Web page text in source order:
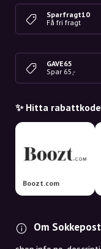
Sparfragt10
Få fri fragt
GAVE65
Spar 65,-
✨ Hitta
Boozt.com
Om